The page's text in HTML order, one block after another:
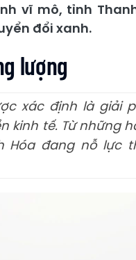
vĩ mô, tỉnh
đổi xanh.
lượng
xác định là giải
kinh tế. Từ những
đang nỗ lực